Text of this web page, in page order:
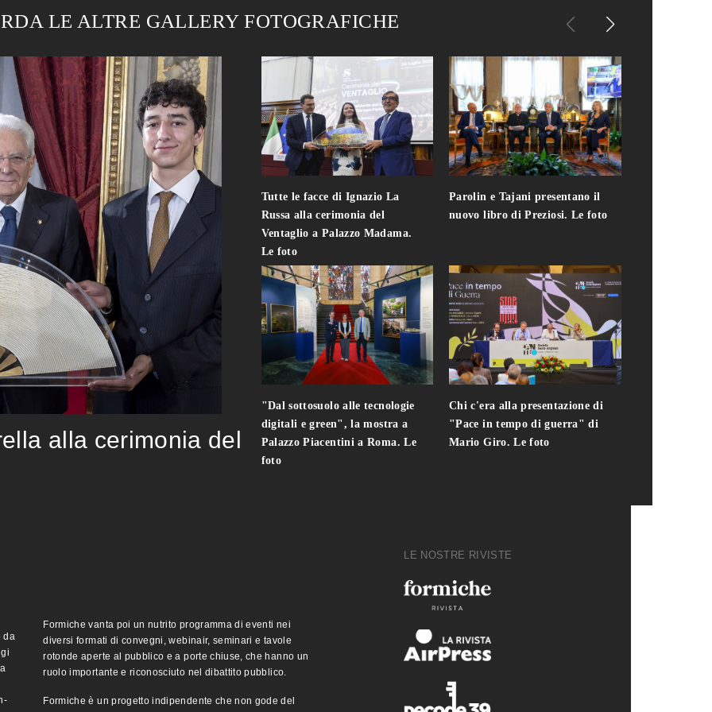
LE ALTRE GALLERY FOTOGRAFICHE
alla cerimonia del
Tutte le facce di Ignazio La
Russa alla cerimonia del
Ventaglio a Palazzo Madama.
Le foto
"Dal sottosuolo alle tecnologie
digitali e green", la mostra a
Palazzo Piacentini a Roma. Le
foto
Parolin e Tajani presentano il
nuovo libro di Preziosi. Le foto
Chi c'era alla presentazione di
"Pace in tempo di guerra" di
Mario Giro. Le foto
da
Formiche vanta poi un nutrito programma di eventi nei
diversi formati di convegni, webinair, seminari e tavole
rotonde aperte al pubblico e a porte chiuse, che hanno un
ruolo importante e riconosciuto nel dibattito pubblico.
Formiche è un progetto indipendente che non gode del
LE NOSTRE RIVISTE